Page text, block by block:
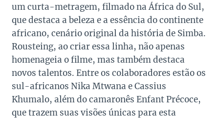
um curta-metragem, filmado na África do Sul,
que destaca a beleza e a essência do continente
africano, cenário original da história de Simba.
Rousteing, ao criar essa linha, não apenas
homenageia o filme, mas também destaca
novos talentos. Entre os colaboradores estão os
sul-africanos Nika Mtwana e Cassius
Khumalo, além do camaronês Enfant Précoce,
que trazem suas visões únicas para esta